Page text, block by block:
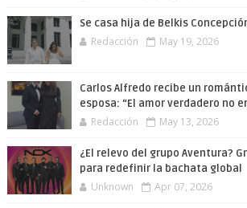
Se casa hija de Belkis
Redacción May 19, 2026
Carlos Alfredo recibe un
esposa: “El amor verdadero no
Redacción May 13, 2026
¿El relevo del grupo Aventura?
para redefinir la bachata global
Unknown Apr 07, 2026